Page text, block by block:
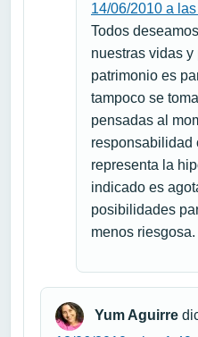
14/06/2010 a
Todos
nuestras vidas y
patrimonio es
tampoco se
pensadas al
responsabilidad
representa la
indicado es
posibilidades
menos riesgosa.
Yum Aguirre